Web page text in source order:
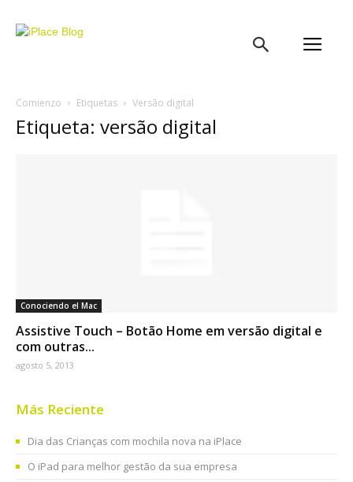
Comienzo Etiquetas Versão digital
Etiqueta: versão digital
Conociendo el Mac
Assistive Touch – Botão Home em versão digital e
com outras...
agosto 5, 2013
Más Reciente
Dia das Crianças com mochila nova na iPlace
O iPad para melhor gestão da sua empresa